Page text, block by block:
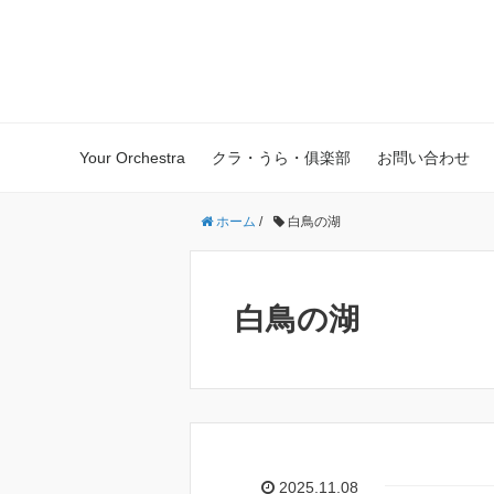
Your Orchestra クラ・うら・俱楽部 お問い合わせ
ホーム / 白鳥の湖
白鳥の湖
2025.11.08